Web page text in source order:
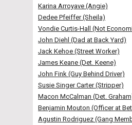
Karina Arroyave (Angie)
Dedee Pfeiffer (Sheila)
Vondie Curtis-Hall (Not
John Diehl (Dad at Back Yard)
Jack Kehoe (Street Worker)
James Keane (Det. Keene)
John Fink (Guy Behind Driver)
Susie Singer Carter (Stripper)
Macon McCalman (Det.
Benjamin Mouton (Officer at
Agustin Rodriguez (Gang